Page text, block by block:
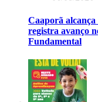
Caaporã
registra avanço
Fundamental